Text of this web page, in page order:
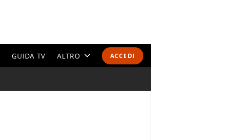
ACCEDI
GUIDA TV ALTRO